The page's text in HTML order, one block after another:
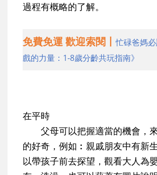
過程有概略的了解。
免費免運 歡迎索閱丨忙碌爸媽
戲的力量：1-8歲分齡共玩指南》
在平時
父母可以把握適當的機會，
的好奇，例如︰親戚朋友中有新
以帶孩子前去探望，觀看大人為